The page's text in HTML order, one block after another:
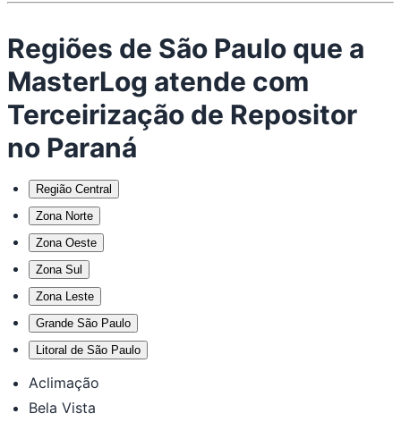
Regiões de São Paulo que a
MasterLog atende com
Terceirização de Repositor
no Paraná
Região Central
Zona Norte
Zona Oeste
Zona Sul
Zona Leste
Grande São Paulo
Litoral de São Paulo
Aclimação
Bela Vista